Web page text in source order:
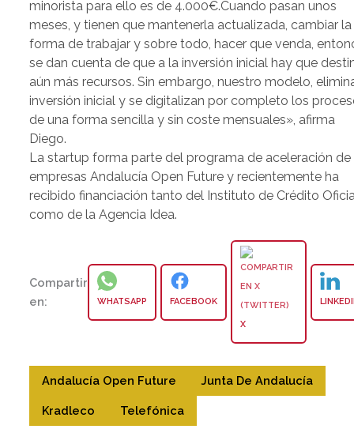
minorista para ello es de 4.000€.Cuando pasan unos
meses, y tienen que mantenerla actualizada, cambiar la
forma de trabajar y sobre todo, hacer que venda,
se dan cuenta de que a la inversión inicial hay que
aún más recursos. Sin embargo, nuestro modelo,
inversión inicial y se digitalizan por completo los
de una forma sencilla y sin coste mensuales», afirma
Diego.
La startup forma parte del programa de aceleración de
empresas Andalucía Open Future y recientemente ha
recibido financiación tanto del Instituto de Crédito
como de la Agencia Idea.
Compartir
en:
WHATSAPP FACEBOOK
X
Andalucía Open Future Junta De Andalucía
Kradleco Telefónica